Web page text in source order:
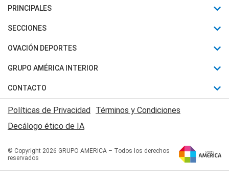
PRINCIPALES
Últimas Noticias
Política
Judiciales
Economia
SECCIONES
Horóscopo
Motores
Trucos caseros
Series y Películas
Edictos y Solicitadas
OVACIÓN DEPORTES
Fútbol
Mundial
Automovilismo
Rugby
Básquet
GRUPO AMÉRICA INTERIOR
Canal 7 en Vivo
San Juan 8
CONTACTO
Acerca de Nosotros
Contactanos
Políticas de Privacidad Términos y Condiciones
Decálogo ético de IA
© Copyright 2026 GRUPO AMERICA – Todos los derechos
reservados